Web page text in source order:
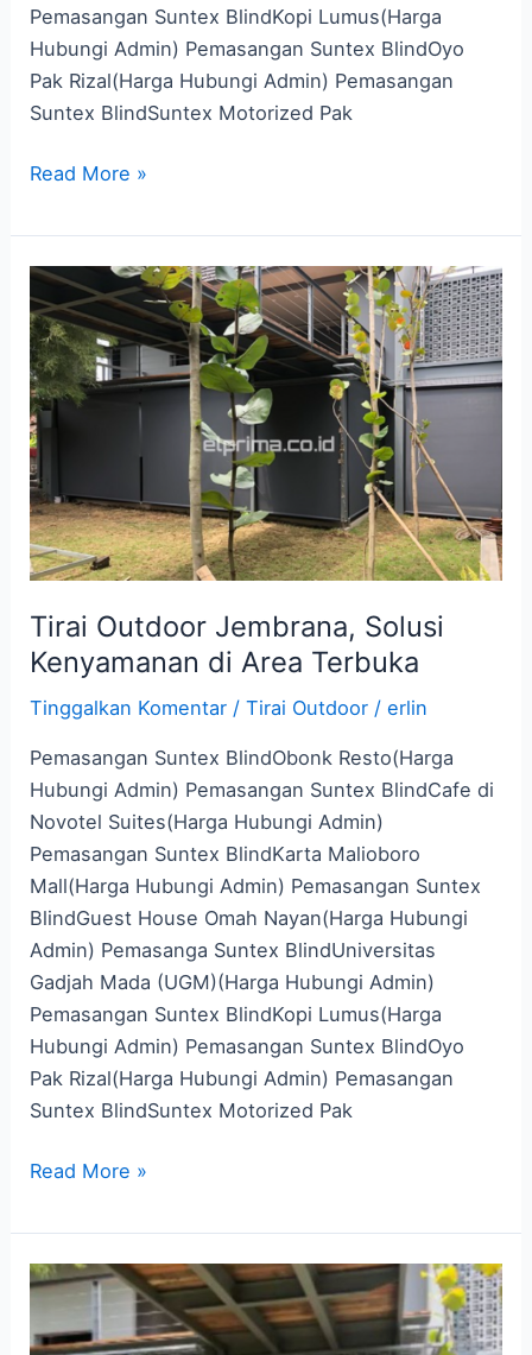
Pemasangan Suntex BlindKopi Lumus(Harga
Hubungi Admin) Pemasangan Suntex BlindOyo
Pak Rizal(Harga Hubungi Admin) Pemasangan
Suntex BlindSuntex Motorized Pak
Read More »
Tirai Outdoor Jembrana, Solusi
Kenyamanan di Area Terbuka
Tinggalkan Komentar /Tirai Outdoor /erlin
Pemasangan Suntex BlindObonk Resto(Harga
Hubungi Admin) Pemasangan Suntex BlindCafe di
Novotel Suites(Harga Hubungi Admin)
Pemasangan Suntex BlindKarta Malioboro
Mall(Harga Hubungi Admin) Pemasangan Suntex
BlindGuest House Omah Nayan(Harga Hubungi
Admin) Pemasanga Suntex BlindUniversitas
Gadjah Mada (UGM)(Harga Hubungi Admin)
Pemasangan Suntex BlindKopi Lumus(Harga
Hubungi Admin) Pemasangan Suntex BlindOyo
Pak Rizal(Harga Hubungi Admin) Pemasangan
Suntex BlindSuntex Motorized Pak
Tirai
Outdoor
Jembrana,
Solusi
Kenyamanan
di
Area
Terbuka
Read More »
Tirai
Outdoor
Lombok